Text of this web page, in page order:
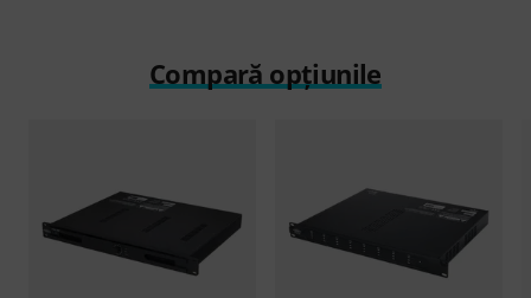
Compară opțiunile